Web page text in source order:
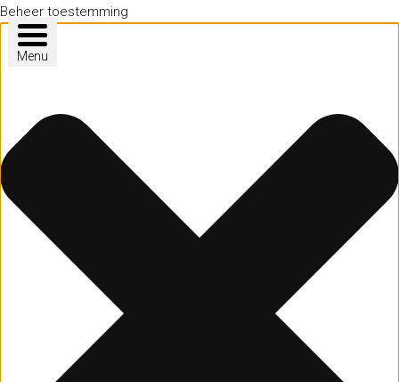
Beheer toestemming
Menu